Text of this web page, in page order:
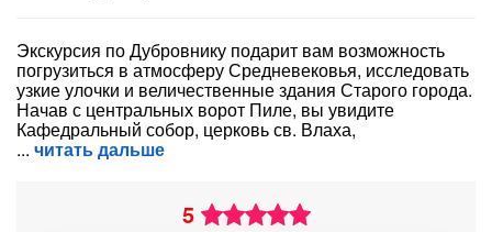
Экскурсия по Дубровнику подарит вам возможность
погрузиться в атмосферу Средневековья, исследовать
узкие улочки и величественные здания Старого города.
Начав с центральных ворот Пиле, вы увидите
Кафедральный собор, церковь св. Влаха,
читать дальше
5